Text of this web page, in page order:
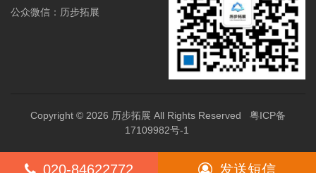
公众微信：历步拓展
Copyright © 2026 历步拓展 All Rights Reserved 粤ICP备
17109982号-1
020-84622772 发送短信